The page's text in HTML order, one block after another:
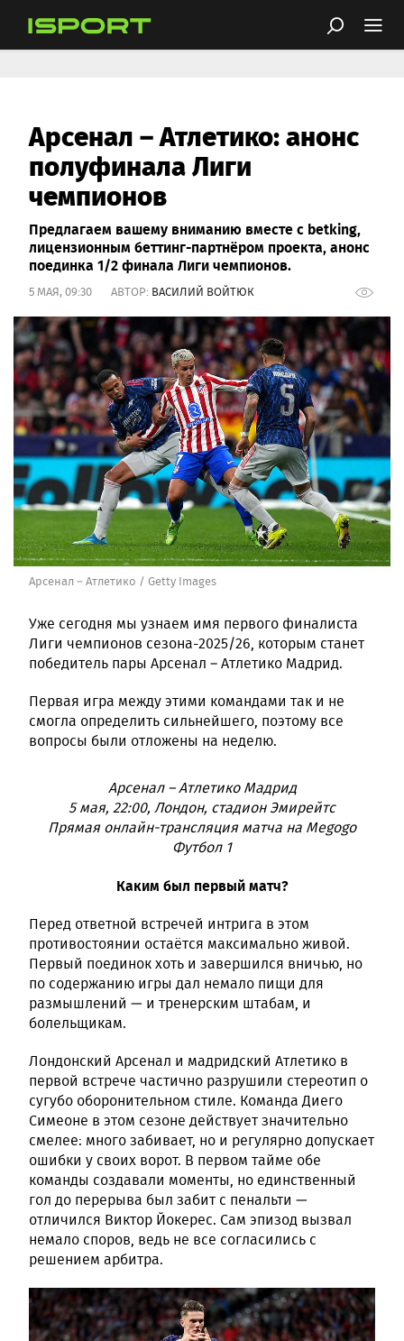
Арсенал – Атлетико: анонс
полуфинала Лиги
чемпионов
Предлагаем вашему вниманию вместе с betking,
лицензионным беттинг-партнёром проекта, анонс
поединка 1/2 финала Лиги чемпионов.
5 МАЯ, 09:30 АВТОР: ВАСИЛИЙ ВОЙТЮК
Арсенал – Атлетико / Getty Images
Уже сегодня мы узнаем имя первого финалиста
Лиги чемпионов сезона-2025/26, которым станет
победитель пары Арсенал – Атлетико Мадрид.
Первая игра между этими командами так и не
смогла определить сильнейшего, поэтому все
вопросы были отложены на неделю.
Арсенал – Атлетико Мадрид
5 мая, 22:00, Лондон, стадион Эмирейтс
Прямая онлайн-трансляция матча на Megogo
Футбол 1
Каким был первый матч?
Перед ответной встречей интрига в этом
противостоянии остаётся максимально живой.
Первый поединок хоть и завершился вничью, но
по содержанию игры дал немало пищи для
размышлений — и тренерским штабам, и
болельщикам.
Лондонский Арсенал и мадридский Атлетико в
первой встрече частично разрушили стереотип о
сугубо оборонительном стиле. Команда Диего
Симеоне в этом сезоне действует значительно
смелее: много забивает, но и регулярно допускает
ошибки у своих ворот. В первом тайме обе
команды создавали моменты, но единственный
гол до перерыва был забит с пенальти —
отличился Виктор Йокерес. Сам эпизод вызвал
немало споров, ведь не все согласились с
решением арбитра.